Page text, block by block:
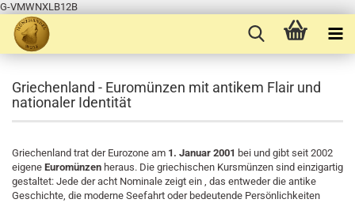
G-VMWNXLB12B
Griechenland - Euromünzen mit antikem Flair und
nationaler Identität
Griechenland trat der Eurozone am 1. Januar 2001 bei und gibt seit 2002
eigene Euromünzen heraus. Die griechischen Kursmünzen sind einzigartig
gestaltet: Jede der acht Nominale zeigt ein , das entweder die antike
Geschichte, die moderne Seefahrt oder bedeutende Persönlichkeiten